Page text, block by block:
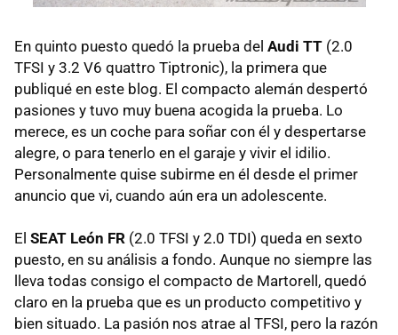
En quinto puesto quedó la prueba del Audi TT (2.0
TFSI y 3.2 V6 quattro Tiptronic), la primera que
publiqué en este blog. El compacto alemán despertó
pasiones y tuvo muy buena acogida la prueba. Lo
merece, es un coche para soñar con él y despertarse
alegre, o para tenerlo en el garaje y vivir el idilio.
Personalmente quise subirme en él desde el primer
anuncio que vi, cuando aún era un adolescente.
El SEAT León FR (2.0 TFSI y 2.0 TDI) queda en sexto
puesto, en su análisis a fondo. Aunque no siempre las
lleva todas consigo el compacto de Martorell, quedó
claro en la prueba que es un producto competitivo y
bien situado. La pasión nos atrae al TFSI, pero la razón